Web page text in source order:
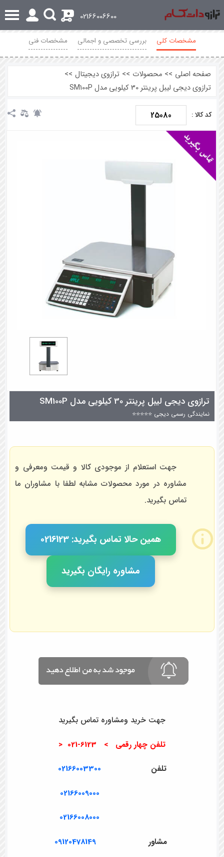
02166006600
0
مشخصات کلی بررسی تخصصی و اجمالی مشخصات فنی
صفحه اصلی >> محصولات >> ترازوی دیجیتال >>
ترازوی دیجی لیبل پرینتر 30 کیلویی مدل SM100P
کد کالا : 25080
ترازوی دیجی لیبل پرینتر 30 کیلویی مدل SM100P
نمایندگی رسمی دیجی ⭐⭐⭐⭐⭐
جهت استعلام از موجودی کالا و قیمت ومعرفی و
مشاوره در مورد محصولات مشابه لطفا با مشاوران ما
تماس بگیرید.
همین حالا تماس بگیرید: 0216123
مشاوره رایگان بگیرید
جهت خرید ومشاوره تماس بگیرید
تلفن چهار رقمی > 6123-021 <
تلفن 02166003300
02166009000
02166008000
مشاور 09120478149